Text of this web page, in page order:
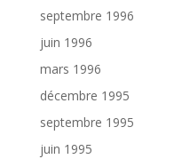
septembre 1996
juin 1996
mars 1996
décembre 1995
septembre 1995
juin 1995